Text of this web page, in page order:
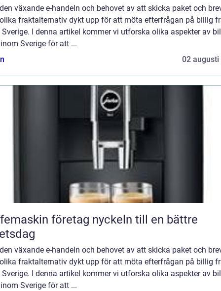
växande e-handeln och behovet av att skicka paket och
fraktalternativ dykt upp för att möta efterfrågan på billig
I denna artikel kommer vi utforska olika aspekter av
Sverige för att ...
02 augusti
företag nyckeln till en bättre
växande e-handeln och behovet av att skicka paket och
fraktalternativ dykt upp för att möta efterfrågan på billig
I denna artikel kommer vi utforska olika aspekter av
Sverige för att ...